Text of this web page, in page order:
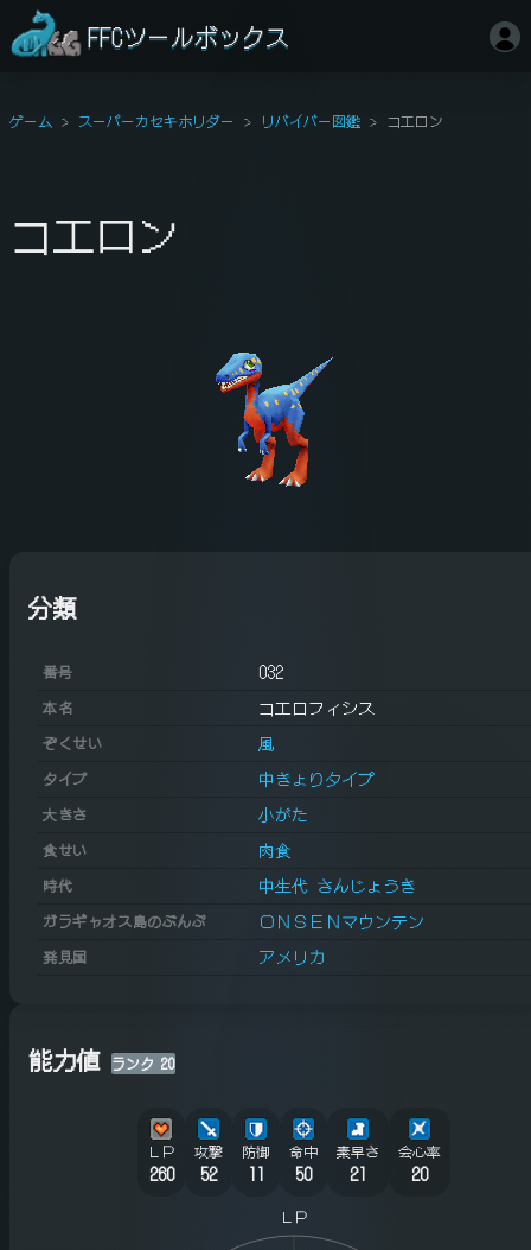
FFCツールボックス
ゲーム スーパーカセキホリダー リバイバー図鑑 コエロン
コエロン
分類
番号 032
本名 コエロフィシス
ぞくせい 風
タイプ 中きょりタイプ
大きさ 小がた
食せい 肉食
時代 中生代 さんじょうき
ガラギャオス島のぶんぷ ＯＮＳＥＮマウンテン
発見国 アメリカ
能力値 ランク 20
ＬＰ
260
攻撃
52
防御
11
命中
50
素早さ
21
会心率
20
ＬＰ